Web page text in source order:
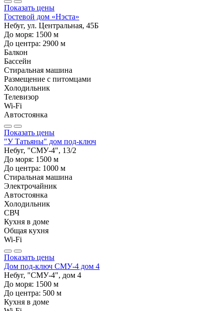
Показать цены
Гостевой дом «Нэста»
Небуг, ул. Центральная, 45Б
До моря: 1500 м
До центра: 2900 м
Балкон
Бассейн
Стиральная машина
Размещение с питомцами
Холодильник
Телевизор
Wi-Fi
Автостоянка
Показать цены
"У Татьяны" дом под-ключ
Небуг, "СМУ-4", 13/2
До моря: 1500 м
До центра: 1000 м
Стиральная машина
Электрочайник
Автостоянка
Холодильник
СВЧ
Кухня в доме
Общая кухня
Wi-Fi
Показать цены
Дом под-ключ СМУ-4 дом 4
Небуг, "СМУ-4", дом 4
До моря: 1500 м
До центра: 500 м
Кухня в доме